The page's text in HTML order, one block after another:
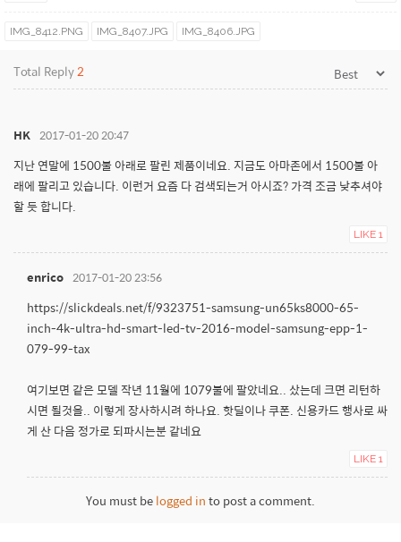
IMG_8412.PNG IMG_8407.JPG IMG_8406.JPG
Total Reply2
HK 2017-01-20 20:47
지난 연말에 1500불 아래로 팔린 제품이네요. 지금도 아마존에서 1500불 아
래에 팔리고 있습니다. 이런거 요즘 다 검색되는거 아시죠? 가격 조금 낮추셔야
할 듯 합니다.
LIKE 1
enrico 2017-01-20 23:56
https://slickdeals.net/f/9323751-samsung-un65ks8000-65-
inch-4k-ultra-hd-smart-led-tv-2016-model-samsung-epp-1-
079-99-tax
여기보면 같은 모델 작년 11월에 1079불에 팔았네요.. 샀는데 크면 리턴하
시면 될것을.. 이렇게 장사하시려 하나요. 핫딜이나 쿠폰. 신용카드 행사로 싸
게 산 다음 정가로 되파시는분 같네요
LIKE 1
You must belogged into post a comment.